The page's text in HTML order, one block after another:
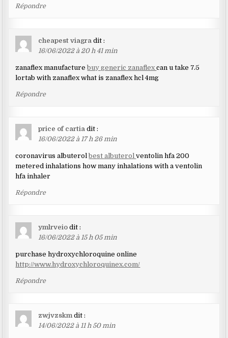
Répondre
cheapest viagra dit :
16/06/2022 à 20 h 41 min
zanaflex manufacturebuy generic zanaflexcan u take 7.5
lortab with zanaflex what is zanaflex hcl 4mg
Répondre
price of cartia dit :
16/06/2022 à 17 h 26 min
coronavirus albuterolbest albuterolventolin hfa 200
metered inhalations how many inhalations with a ventolin
hfa inhaler
Répondre
ymlrveio dit :
16/06/2022 à 15 h 05 min
purchase hydroxychloroquine online
http://www.hydroxychloroquinex.com/
Répondre
zwjvzskm dit :
14/06/2022 à 11 h 50 min